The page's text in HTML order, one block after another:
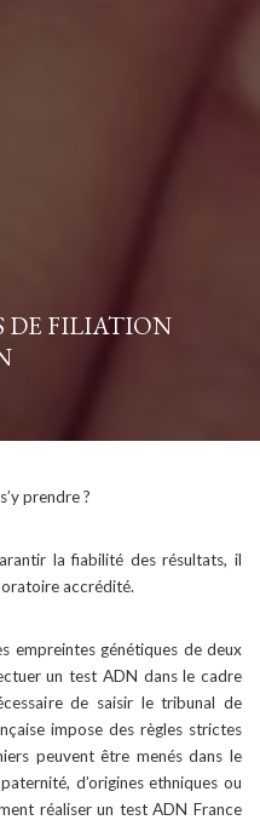
DE FILIATION
prendre ?
la fiabilité des résultats, il
accrédité.
empreintes génétiques de deux
un test ADN dans le cadre
de saisir le tribunal de
impose des règles strictes
peuvent être menés dans le
d’origines ethniques ou
réaliser un test ADN France